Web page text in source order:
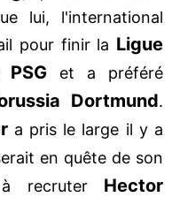
lui, l'international
pour finir la Ligue
PSG et a préféré
Dortmund.
a pris le large il y a
en quête de son
à recruter Hector